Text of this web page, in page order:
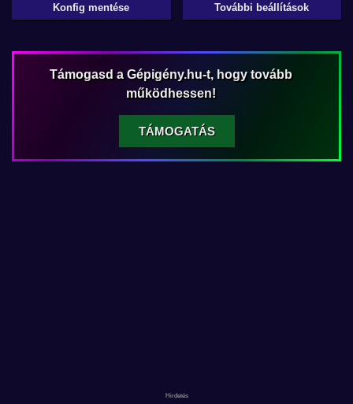
Konfig mentése További beállítások
Támogasd a Gépigény.hu-t, hogy tovább
működhessen!
TÁMOGATÁS